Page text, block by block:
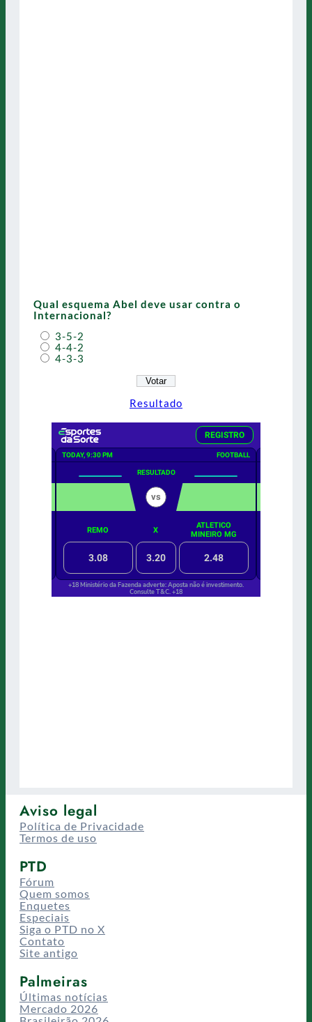
Qual esquema Abel deve usar contra o
Internacional?
3-5-2
4-4-2
4-3-3
Resultado
Aviso legal
Política de Privacidade
Termos de uso
PTD
Fórum
Quem somos
Enquetes
Especiais
Siga o PTD no X
Contato
Site antigo
Palmeiras
Últimas notícias
Mercado 2026